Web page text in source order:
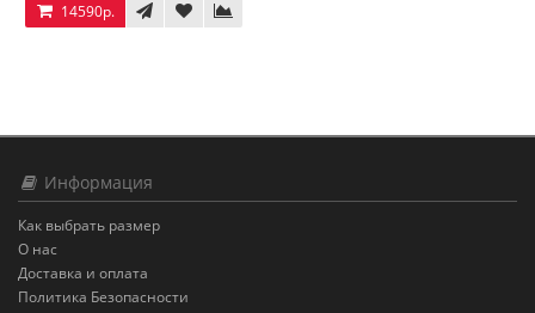
14590р.
Информация
Как выбрать размер
О нас
Доставка и оплата
Политика Безопасности